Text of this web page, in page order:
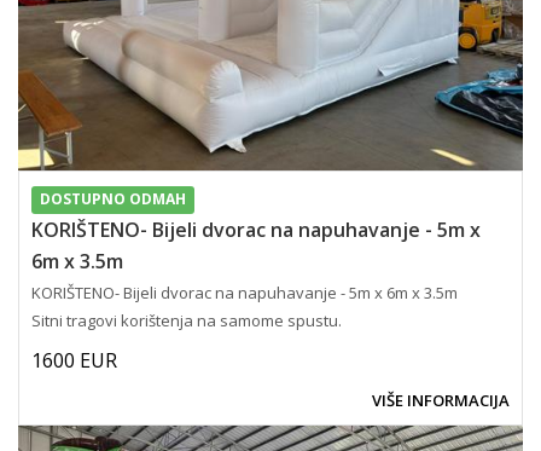
DOSTUPNO ODMAH
KORIŠTENO- Bijeli dvorac na napuhavanje - 5m x
6m x 3.5m
KORIŠTENO- Bijeli dvorac na napuhavanje - 5m x 6m x 3.5m
Sitni tragovi korištenja na samome spustu.
1600 EUR
VIŠE INFORMACIJA